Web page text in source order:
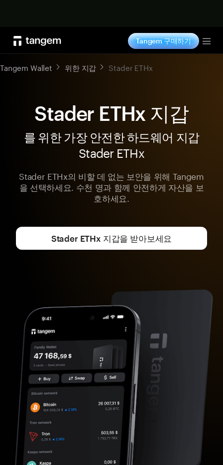
Tangem 구매하기
Tangem Wallet 위한 지갑 Stader ETHx
Stader ETHx 지갑
를 위한 가장 안전한 하드웨어 지갑
Stader ETHx
Stader ETHx의 비할 데 없는 보안을 위해 Tangem
을 선택하세요. 수천 명과 함께 안전하게 자산을 보
호하세요.
Stader ETHx 지갑을 받아보세요